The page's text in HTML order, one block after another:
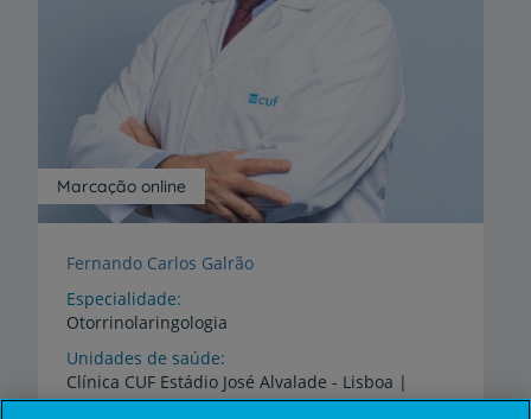
Marcação online
Fernando Carlos Galrão
Especialidade
Otorrinolaringologia
Unidades de saúde
Clínica CUF Estádio José Alvalade - Lisboa |
Hospital CUF Tejo - Lisboa